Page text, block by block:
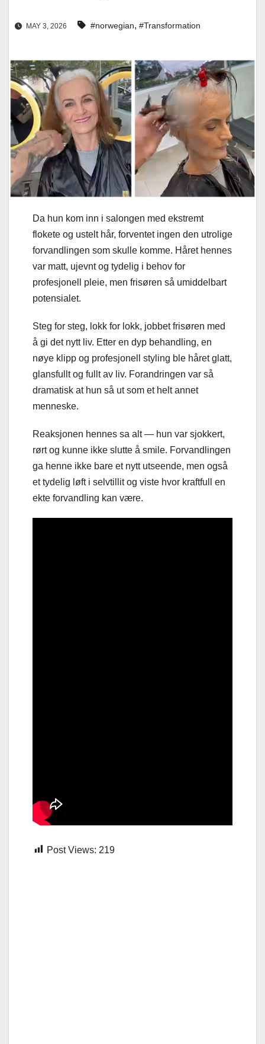
MAY 3, 2026 #norwegian, #Transformation
Da hun kom inn i salongen med ekstremt
flokete og ustelt hår, forventet ingen den utrolige
forvandlingen som skulle komme. Håret hennes
var matt, ujevnt og tydelig i behov for
profesjonell pleie, men frisøren så umiddelbart
potensialet.
Steg for steg, lokk for lokk, jobbet frisøren med
å gi det nytt liv. Etter en dyp behandling, en
nøye klipp og profesjonell styling ble håret glatt,
glansfullt og fullt av liv. Forandringen var så
dramatisk at hun så ut som et helt annet
menneske.
Reaksjonen hennes sa alt — hun var sjokkert,
rørt og kunne ikke slutte å smile. Forvandlingen
ga henne ikke bare et nytt utseende, men også
et tydelig løft i selvtillit og viste hvor kraftfull en
ekte forvandling kan være.
Post Views: 219